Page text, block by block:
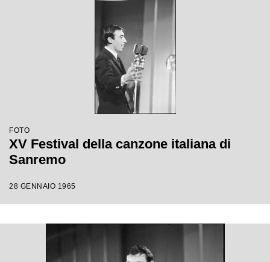
FOTO
XV Festival della canzone italiana di
Sanremo
28 GENNAIO 1965